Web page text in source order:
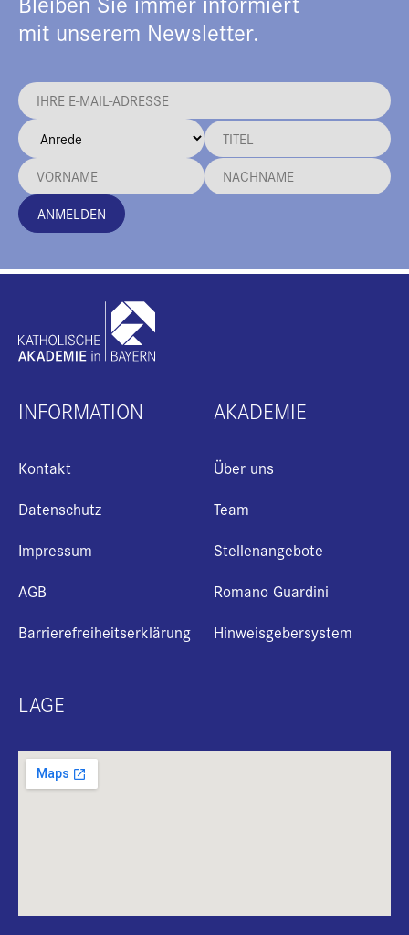
mit unserem Newsletter.
ANMELDEN
INFORMATION
Kontakt
Datenschutz
Impressum
AGB
Barrierefreiheitserklärung
AKADEMIE
Über uns
Team
Stellenangebote
Romano Guardini
Hinweisgebersystem
LAGE